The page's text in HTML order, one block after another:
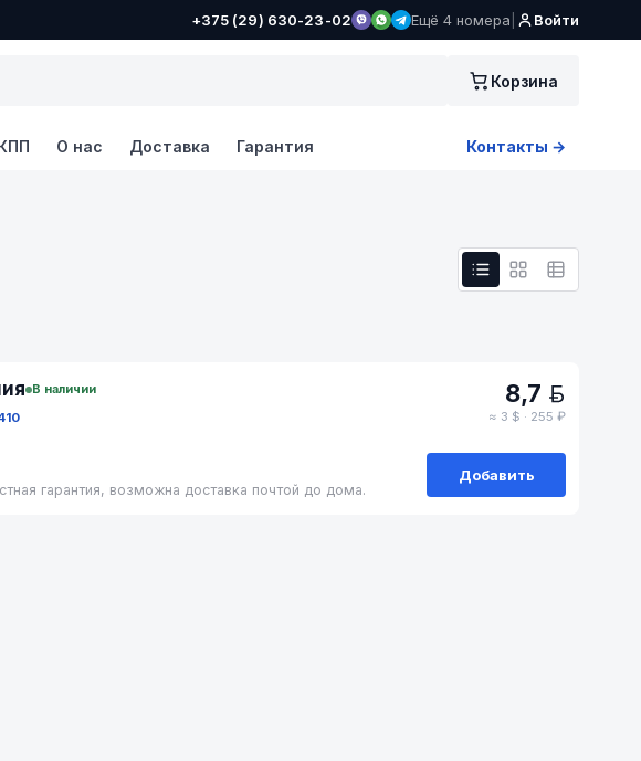
+375 (29) 630-23-02 Ещё 4 номера Войти
Корзина
О нас Доставка Гарантия Контакты →
В наличии
гарантия, возможна доставка почтой до дома.
8,7
≈ 3 $ · 255 ₽
Добавить